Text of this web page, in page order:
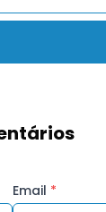
Email *